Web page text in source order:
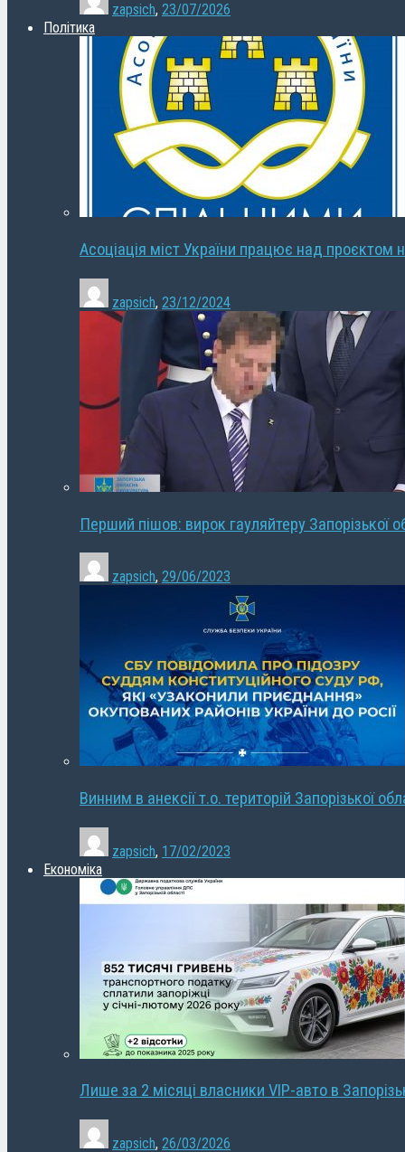
zapsich, 23/07/2026
Політика
Асоціація міст України працює над проєктом
zapsich, 23/12/2024
Перший пішов: вирок гауляйтеру Запорізької
zapsich, 29/06/2023
Винним в анексії т.о. територій Запорізької
zapsich, 17/02/2023
Економіка
Лише за 2 місяці власники VIP-авто в
zapsich, 26/03/2026